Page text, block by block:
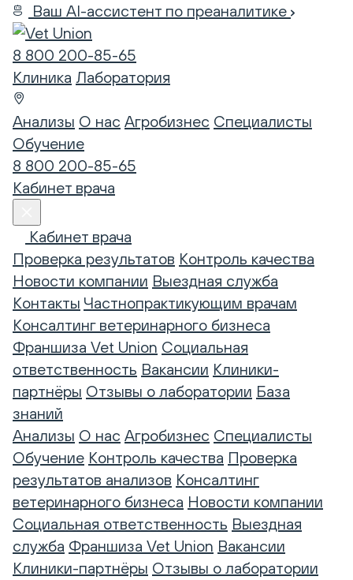
Ваш AI-ассистент по преаналитике
8 800 200-85-65
Клиника Лаборатория
Анализы О нас Агробизнес Специалисты
Обучение
8 800 200-85-65
Кабинет врача
Кабинет врача
Проверка результатов Контроль качества
Новости компании Выездная служба
Контакты Частнопрактикующим врачам
Консалтинг ветеринарного бизнеса
Франшиза Vet Union Социальная
ответственность Вакансии Клиники-
партнёры Отзывы о лаборатории База
знаний
Анализы О нас Агробизнес Специалисты
Обучение Контроль качества Проверка
результатов анализов Консалтинг
ветеринарного бизнеса Новости компании
Социальная ответственность Выездная
служба Франшиза Vet Union Вакансии
Клиники-партнёры Отзывы о лаборатории